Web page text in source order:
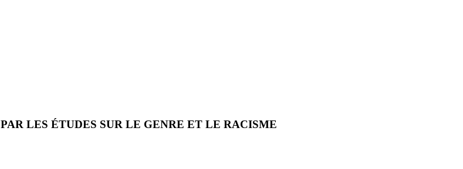
LES ÉTUDES SUR LE GENRE ET LE RACISME